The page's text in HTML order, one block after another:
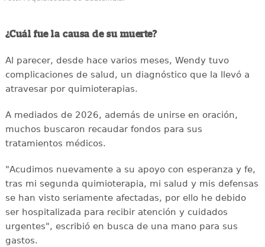
¿Cuál fue la causa de su muerte?
Al parecer, desde hace varios meses, Wendy tuvo
complicaciones de salud, un diagnóstico que la llevó a
atravesar por quimioterapias.
A mediados de 2026, además de unirse en oración,
muchos buscaron recaudar fondos para sus
tratamientos médicos.
"Acudimos nuevamente a su apoyo con esperanza y fe,
tras mi segunda quimioterapia, mi salud y mis defensas
se han visto seriamente afectadas, por ello he debido
ser hospitalizada para recibir atención y cuidados
urgentes", escribió en busca de una mano para sus
gastos.